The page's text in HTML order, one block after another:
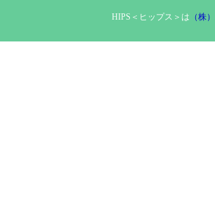
HIPS＜ヒップス＞は （株